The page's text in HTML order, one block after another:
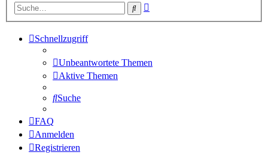
Suche
Schnellzugriff
Unbeantwortete Themen
Aktive Themen
Suche
FAQ
Anmelden
Registrieren